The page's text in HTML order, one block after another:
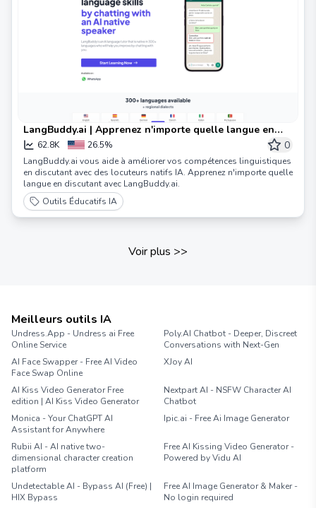
LangBuddy.ai | Apprenez n'importe quelle langue en
discutant
62.8K 26.5% 0
LangBuddy.ai vous aide à améliorer vos compétences linguistiques
en discutant avec des locuteurs natifs IA. Apprenez n'importe quelle
langue en discutant avec LangBuddy.ai.
Outils Éducatifs IA
Voir plus >>
Meilleurs outils IA
Undress.App - Undress ai Free
Online Service
Poly.AI Chatbot - Deeper, Discreet
Conversations with Next-Gen
AI Face Swapper - Free AI Video
Face Swap Online
XJoy AI
AI Kiss Video Generator Free
edition | AI Kiss Video Generator
Nextpart AI - NSFW Character AI
Chatbot
Monica - Your ChatGPT AI
Assistant for Anywhere
Ipic.ai - Free Ai Image Generator
Rubii AI - AI native two-
dimensional character creation
platform
Free AI Kissing Video Generator -
Powered by Vidu AI
Undetectable AI - Bypass AI (Free) |
HIX Bypass
Free AI Image Generator & Maker -
No login required